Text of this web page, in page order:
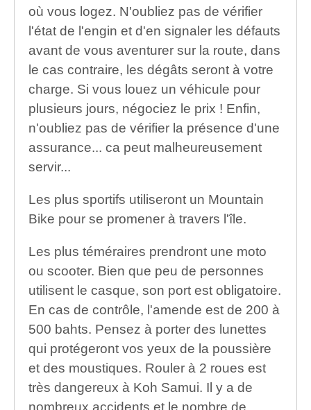
où vous logez. N'oubliez pas de vérifier
l'état de l'engin et d'en signaler les défauts
avant de vous aventurer sur la route, dans
le cas contraire, les dégâts seront à votre
charge. Si vous louez un véhicule pour
plusieurs jours, négociez le prix ! Enfin,
n'oubliez pas de vérifier la présence d'une
assurance... ca peut malheureusement
servir...
Les plus sportifs utiliseront un Mountain
Bike pour se promener à travers l'île.
Les plus téméraires prendront une moto
ou scooter. Bien que peu de personnes
utilisent le casque, son port est obligatoire.
En cas de contrôle, l'amende est de 200 à
500 bahts. Pensez à porter des lunettes
qui protégeront vos yeux de la poussière
et des moustiques. Rouler à 2 roues est
très dangereux à Koh Samui. Il y a de
nombreux accidents et le nombre de